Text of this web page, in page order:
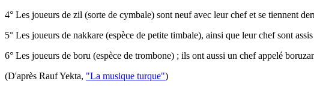
4° Les joueurs de zil (sorte de cymbale) sont neuf avec leur chef et se tiennent
5° Les joueurs de nakkare (espèce de petite timbale), ainsi que leur chef sont
6° Les joueurs de boru (espèce de trombone) ; ils ont aussi un chef appelé
(D'après Rauf Yekta, "La musique turque")